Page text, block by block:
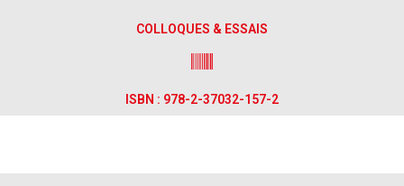
COLLOQUES & ESSAIS
ISBN : 978-2-37032-157-2